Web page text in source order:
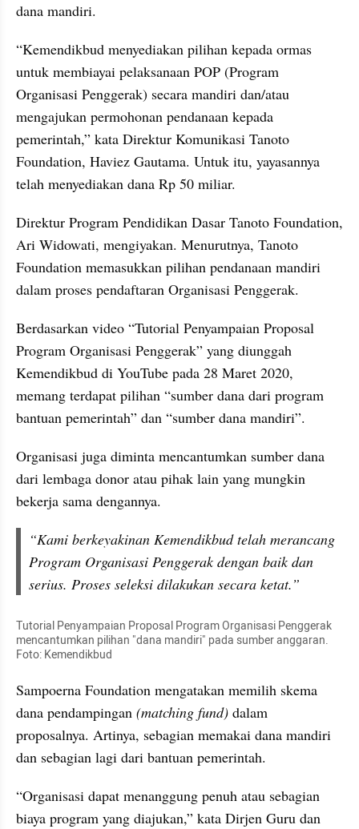
dana mandiri.
“Kemendikbud menyediakan pilihan kepada ormas
untuk membiayai pelaksanaan POP (Program
Organisasi Penggerak) secara mandiri dan/atau
mengajukan permohonan pendanaan kepada
pemerintah,” kata Direktur Komunikasi Tanoto
Foundation, Haviez Gautama. Untuk itu, yayasannya
telah menyediakan dana Rp 50 miliar.
Direktur Program Pendidikan Dasar Tanoto Foundation,
Ari Widowati, mengiyakan. Menurutnya, Tanoto
Foundation memasukkan pilihan pendanaan mandiri
dalam proses pendaftaran Organisasi Penggerak.
Berdasarkan video “Tutorial Penyampaian Proposal
Program Organisasi Penggerak” yang diunggah
Kemendikbud di YouTube pada 28 Maret 2020,
memang terdapat pilihan “sumber dana dari program
bantuan pemerintah” dan “sumber dana mandiri”.
Organisasi juga diminta mencantumkan sumber dana
dari lembaga donor atau pihak lain yang mungkin
bekerja sama dengannya.
“Kami berkeyakinan Kemendikbud telah merancang
Program Organisasi Penggerak dengan baik dan
serius. Proses seleksi dilakukan secara ketat.”
Tutorial Penyampaian Proposal Program Organisasi Penggerak
mencantumkan pilihan "dana mandiri" pada sumber anggaran.
Foto: Kemendikbud
Sampoerna Foundation mengatakan memilih skema
dana pendampingan (matching fund) dalam
proposalnya. Artinya, sebagian memakai dana mandiri
dan sebagian lagi dari bantuan pemerintah.
“Organisasi dapat menanggung penuh atau sebagian
biaya program yang diajukan,” kata Dirjen Guru dan